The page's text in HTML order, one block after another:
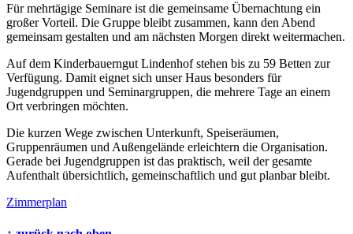
Für mehrtägige Seminare ist die gemeinsame Übernachtung ein
großer Vorteil. Die Gruppe bleibt zusammen, kann den Abend
gemeinsam gestalten und am nächsten Morgen direkt weitermachen.
Auf dem Kinderbauerngut Lindenhof stehen bis zu 59 Betten zur
Verfügung. Damit eignet sich unser Haus besonders für
Jugendgruppen und Seminargruppen, die mehrere Tage an einem
Ort verbringen möchten.
Die kurzen Wege zwischen Unterkunft, Speiseräumen,
Gruppenräumen und Außengelände erleichtern die Organisation.
Gerade bei Jugendgruppen ist das praktisch, weil der gesamte
Aufenthalt übersichtlich, gemeinschaftlich und gut planbar bleibt.
Zimmerplan